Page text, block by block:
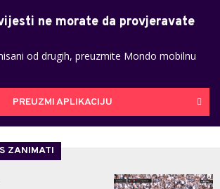
ne morate da provjeravate
od drugih, preuzmite Mondo mobilnu
PREUZMI APLIKACIJU
ZANIMATI
0